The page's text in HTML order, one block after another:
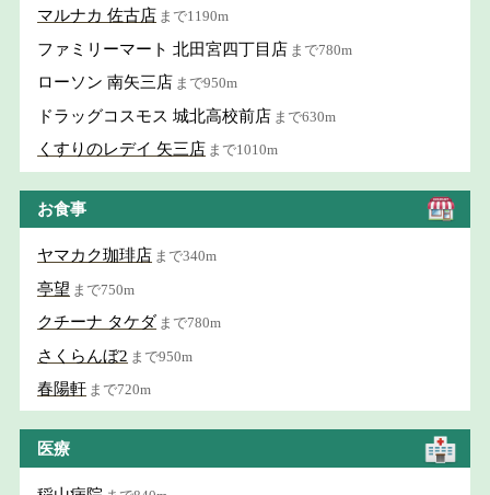
マルナカ 佐古店 まで1190m
ファミリーマート 北田宮四丁目店 まで780m
ローソン 南矢三店 まで950m
ドラッグコスモス 城北高校前店 まで630m
くすりのレデイ 矢三店 まで1010m
お食事
ヤマカク珈琲店 まで340m
亭望 まで750m
クチーナ タケダ まで780m
さくらんぼ2 まで950m
春陽軒 まで720m
医療